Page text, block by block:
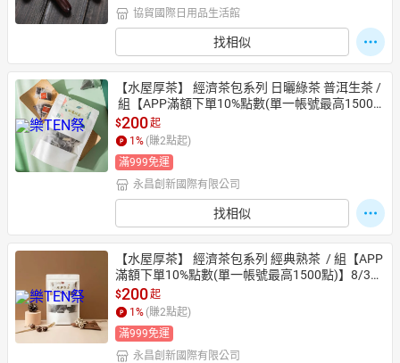
協貿國際日用品生活館
找相似
【水屋厚茶】 經濟茶包系列 日曬綠茶 普洱生茶 /
組【APP滿額下單10%點數(單一帳號最高1500
點)】8/31止
$200起
1 % (賺2點起)
滿999免運
永昌創新國際有限公司
找相似
【水屋厚茶】 經濟茶包系列 經典熟茶  / 組【APP
滿額下單10%點數(單一帳號最高1500點)】8/31
止
$200起
1 % (賺2點起)
滿999免運
永昌創新國際有限公司